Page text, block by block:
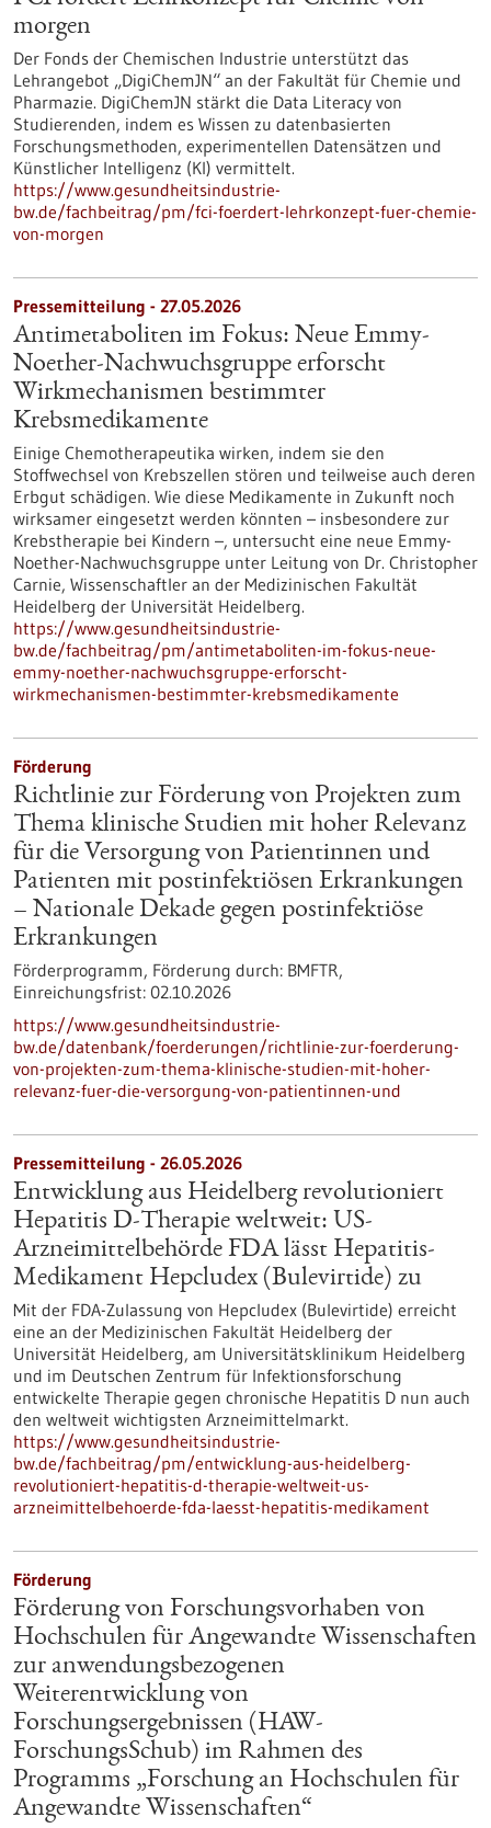
morgen
Der Fonds der Chemischen Industrie unterstützt das
Lehrangebot „DigiChemJN“ an der Fakultät für Chemie und
Pharmazie. DigiChemJN stärkt die Data Literacy von
Studierenden, indem es Wissen zu datenbasierten
Forschungsmethoden, experimentellen Datensätzen und
Künstlicher Intelligenz (KI) vermittelt.
https://www.gesundheitsindustrie-
bw.de/fachbeitrag/pm/fci-foerdert-lehrkonzept-fuer-chemie-
von-morgen
Pressemitteilung - 27.05.2026
Antimetaboliten im Fokus: Neue Emmy-
Noether-Nachwuchsgruppe erforscht
Wirkmechanismen bestimmter
Krebsmedikamente
Einige Chemotherapeutika wirken, indem sie den
Stoffwechsel von Krebszellen stören und teilweise auch deren
Erbgut schädigen. Wie diese Medikamente in Zukunft noch
wirksamer eingesetzt werden könnten – insbesondere zur
Krebstherapie bei Kindern –, untersucht eine neue Emmy-
Noether-Nachwuchsgruppe unter Leitung von Dr. Christopher
Carnie, Wissenschaftler an der Medizinischen Fakultät
Heidelberg der Universität Heidelberg.
https://www.gesundheitsindustrie-
bw.de/fachbeitrag/pm/antimetaboliten-im-fokus-neue-
emmy-noether-nachwuchsgruppe-erforscht-
wirkmechanismen-bestimmter-krebsmedikamente
Förderung
Richtlinie zur Förderung von Projekten zum
Thema klinische Studien mit hoher Relevanz
für die Versorgung von Patientinnen und
Patienten mit postinfektiösen Erkrankungen
– Nationale Dekade gegen postinfektiöse
Erkrankungen
Förderprogramm, Förderung durch: BMFTR,
Einreichungsfrist: 02.10.2026
https://www.gesundheitsindustrie-
bw.de/datenbank/foerderungen/richtlinie-zur-foerderung-
von-projekten-zum-thema-klinische-studien-mit-hoher-
relevanz-fuer-die-versorgung-von-patientinnen-und
Pressemitteilung - 26.05.2026
Entwicklung aus Heidelberg revolutioniert
Hepatitis D-Therapie weltweit: US-
Arzneimittelbehörde FDA lässt Hepatitis-
Medikament Hepcludex (Bulevirtide) zu
Mit der FDA-Zulassung von Hepcludex (Bulevirtide) erreicht
eine an der Medizinischen Fakultät Heidelberg der
Universität Heidelberg, am Universitätsklinikum Heidelberg
und im Deutschen Zentrum für Infektionsforschung
entwickelte Therapie gegen chronische Hepatitis D nun auch
den weltweit wichtigsten Arzneimittelmarkt.
https://www.gesundheitsindustrie-
bw.de/fachbeitrag/pm/entwicklung-aus-heidelberg-
revolutioniert-hepatitis-d-therapie-weltweit-us-
arzneimittelbehoerde-fda-laesst-hepatitis-medikament
Förderung
Förderung von Forschungsvorhaben von
Hochschulen für Angewandte Wissenschaften
zur anwendungsbezogenen
Weiterentwicklung von
Forschungsergebnissen (HAW-
ForschungsSchub) im Rahmen des
Programms „Forschung an Hochschulen für
Angewandte Wissenschaften“